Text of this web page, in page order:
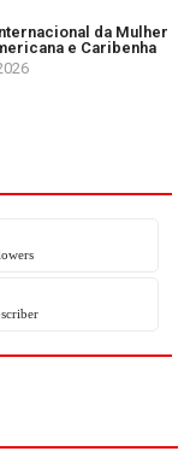
da Mulher
e Caribenha